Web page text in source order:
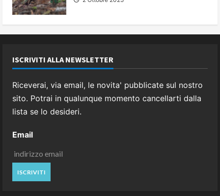
ISCRIVITI ALLA NEWSLETTER
Riceverai, via email, le novita' pubblicate sul nostro
sito. Potrai in qualunque momento cancellarti dalla
lista se lo desideri.
Email